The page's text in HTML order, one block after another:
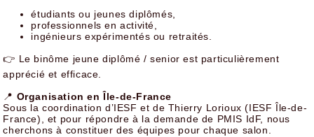
étudiants ou jeunes diplômés,
professionnels en activité,
ingénieurs expérimentés ou retraités.
👉 Le binôme jeune diplômé / senior est particulièrement
apprécié et efficace.
📍 Organisation en Île-de-France
Sous la coordination d’IESF et de Thierry Lorioux (IESF Île-de-
France), et pour répondre à la demande de PMIS IdF, nous
cherchons à constituer des équipes pour chaque salon.